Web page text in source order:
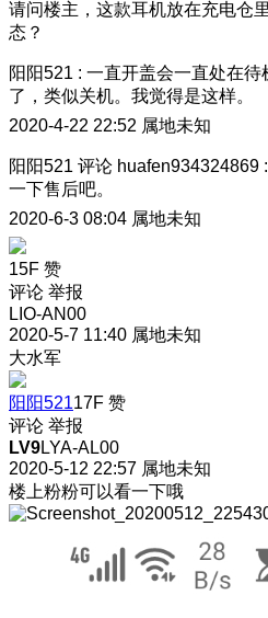
请问楼主，这款耳机放在充电仓
态？
阳阳521 : 一直开盖会一直处在
了，类似关机。我觉得是这样。
2020-4-22 22:52 属地未知
阳阳521 评论 huafen934324869 :
一下售后吧。
2020-6-3 08:04 属地未知
15F 赞
评论 举报
LIO-AN00
2020-5-7 11:40 属地未知
大水军
阳阳52117F 赞
评论 举报
LV9LYA-AL00
2020-5-12 22:57 属地未知
楼上粉粉可以看一下哦